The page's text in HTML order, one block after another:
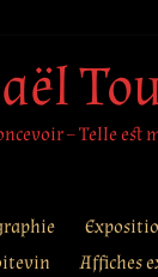
– Telle est
Affiches